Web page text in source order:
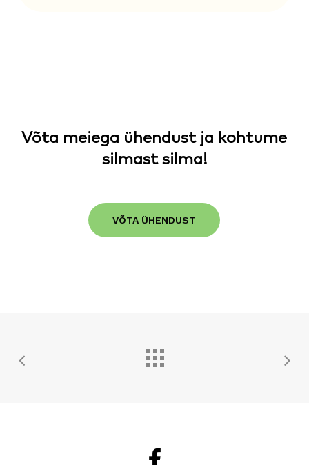
Võta meiega ühendust ja kohtume
silmast silma!
VÕTA ÜHENDUST